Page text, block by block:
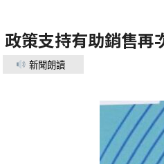
策支持有助銷售再
新聞朗讀